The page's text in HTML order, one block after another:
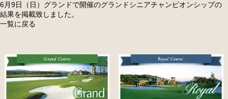
6月9日（日）グランドで開催のグランドシニアチャンピオンシップの
結果を掲載致しました。
一覧に戻る